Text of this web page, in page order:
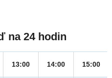
na 24 hodin
13:00 14:00 15:00